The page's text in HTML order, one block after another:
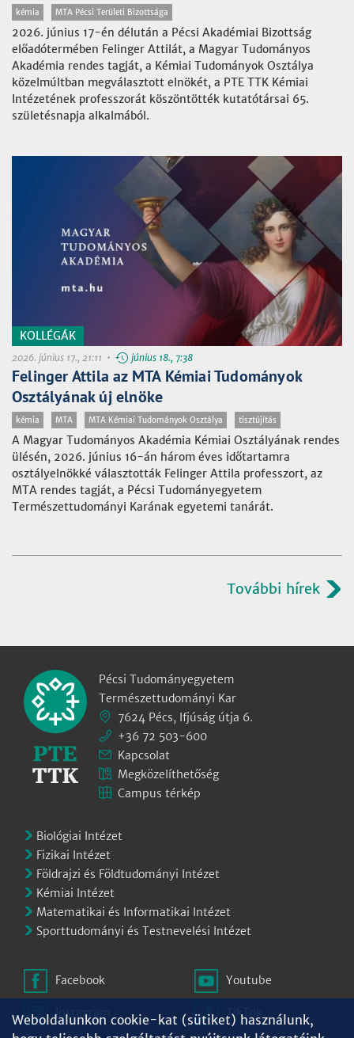
kémia MTA Pécsi Területi Bizottsága
2026. június 17-én délután a Pécsi Akadémiai Bizottság
előadótermében Felinger Attilát, a Magyar Tudományos
Akadémia rendes tagját, a Kémiai Tudományok Osztálya
közelmúltban megválasztott elnökét, a PTE TTK Kémiai
Intézetének professzorát köszöntötték kutatótársai 65.
születésnapja alkalmából.
KOLLÉGÁK
2026. június 17., 21:11 • június 18., 7:38
Felinger Attila az MTA Kémiai Tudományok
Osztályának új elnöke
kémia MTA MTA Kémiai Tudományok Osztálya tisztújítás
A Magyar Tudományos Akadémia Kémiai Osztályának rendes
ülésén, 2026. június 16-án három éves időtartamra
osztályelnökké választották Felinger Attila professzort, az
MTA rendes tagját, a Pécsi Tudományegyetem
Természettudományi Karának egyetemi tanárát.
További hírek
Pécsi Tudományegyetem
Természettudományi Kar
7624 Pécs, Ifjúság útja 6.
+36 72 503-600
Kapcsolat
Megközelíthetőség
Campus térkép
Biológiai Intézet
Fizikai Intézet
Földrajzi és Földtudományi Intézet
Kémiai Intézet
Matematikai és Informatikai Intézet
Sporttudományi és Testnevelési Intézet
Facebook
Instagram
Youtube
TikTok
Weboldalunkon cookie-kat (sütiket) használunk,